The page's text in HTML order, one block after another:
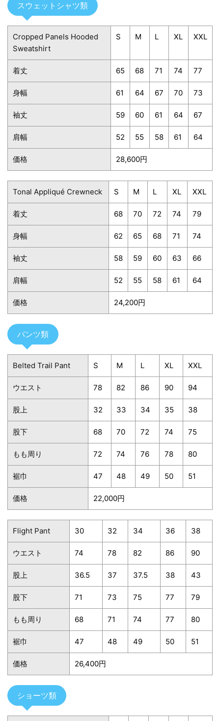
スウェットシャツ類
Cropped Panels Hooded
Sweatshirt
S M L XL XXL
着丈 65 68 71 74 77
身幅 61 64 67 70 73
袖丈 59 60 61 64 67
肩幅 52 55 58 61 64
価格 28,600円
Tonal Appliqué Crewneck S M L XL XXL
着丈 68 70 72 74 79
身幅 62 65 68 71 74
袖丈 58 59 60 63 66
肩幅 52 55 58 61 64
価格 24,200円
パンツ類
Belted Trail Pant S M L XL XXL
ウエスト 78 82 86 90 94
股上 32 33 34 35 38
股下 68 70 72 74 75
もも周り 72 74 76 78 80
裾巾 47 48 49 50 51
価格 22,000円
Flight Pant 30 32 34 36 38
ウエスト 74 78 82 86 90
股上 36.5 37 37.5 38 43
股下 71 73 75 77 79
もも周り 68 71 74 77 80
裾巾 47 48 49 50 51
価格 26,400円
ショーツ類